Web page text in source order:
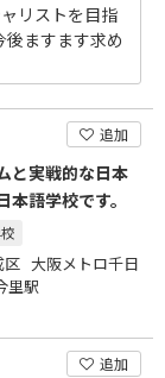
リストを目指
後ますます求め
追加
と実戦的な日本
語学校です。
区 大阪メトロ千日
里駅
追加